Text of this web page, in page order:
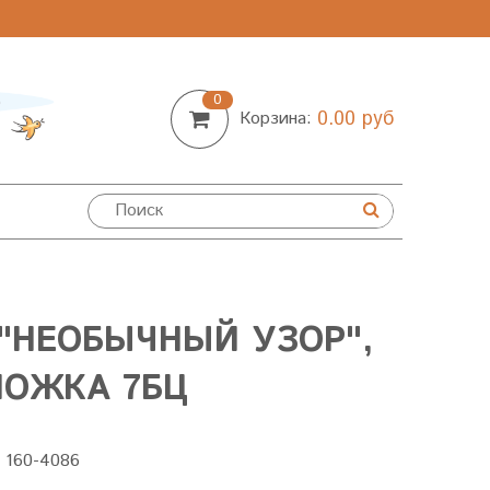
0
Корзина: 0.00 руб
УЗОР",
7БЦ
160-4086